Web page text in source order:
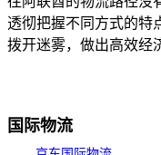
透彻把握不同方式的特
拨开迷雾，做出高效经
国际物流